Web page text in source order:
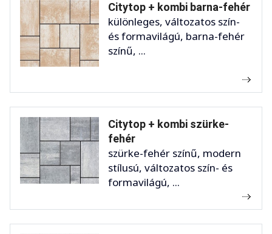
Citytop + kombi barna-fehér
különleges, változatos szín-
és formavilágú, barna-fehér
színű, ...
Citytop + kombi szürke-
fehér
szürke-fehér színű, modern
stílusú, változatos szín- és
formavilágú, ...